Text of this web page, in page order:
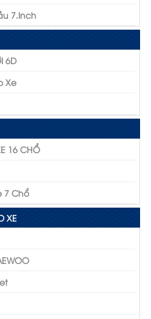
7.inch
6D
Xe
16 CHỔ
7 Chổ
XE